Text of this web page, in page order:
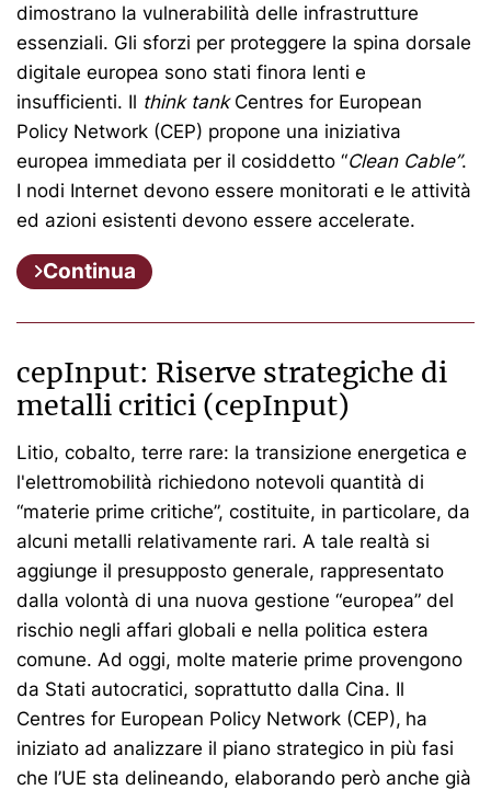
dimostrano la vulnerabilità delle infrastrutture
essenziali. Gli sforzi per proteggere la spina dorsale
digitale europea sono stati finora lenti e
insufficienti. Il think tankCentres for European
Policy Network (CEP) propone una iniziativa
europea immediata per il cosiddetto “Clean Cable”.
I nodi Internet devono essere monitorati e le attività
ed azioni esistenti devono essere accelerate.
Continua
cepInput: Riserve strategiche di
metalli critici (cepInput)
Litio, cobalto, terre rare: la transizione energetica e
l'elettromobilità richiedono notevoli quantità di
“materie prime critiche”, costituite, in particolare, da
alcuni metalli relativamente rari. A tale realtà si
aggiunge il presupposto generale, rappresentato
dalla volontà di una nuova gestione “europea” del
rischio negli affari globali e nella politica estera
comune. Ad oggi, molte materie prime provengono
da Stati autocratici, soprattutto dalla Cina. Il
Centres for European Policy Network (CEP), ha
iniziato ad analizzare il piano strategico in più fasi
che l’UE sta delineando, elaborando però anche già